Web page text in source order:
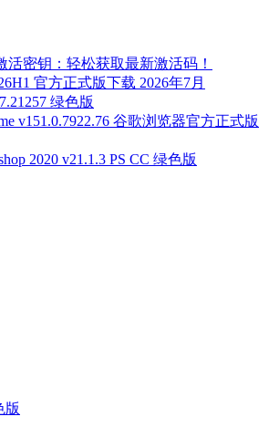
活密钥：轻松获取最新激活码！
官方正式版下载 2026年7月
绿色版
v151.0.7922.76 谷歌浏览器官方正式版
2020 v21.1.3 PS CC 绿色版
版